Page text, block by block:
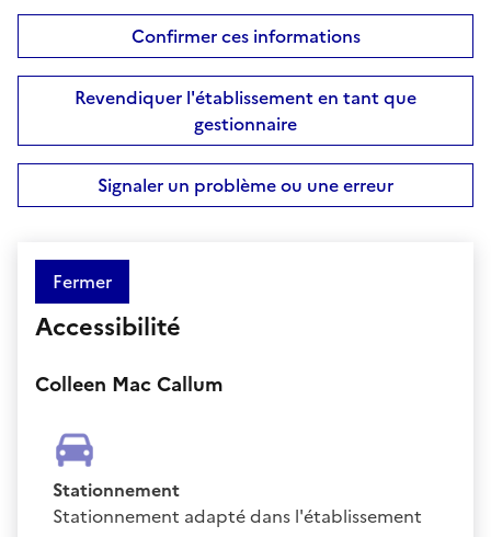
Confirmer ces informations
Revendiquer l'établissement en tant que
gestionnaire
Signaler un problème ou une erreur
Fermer
Accessibilité
Colleen Mac Callum
Stationnement
Stationnement adapté dans l'établissement